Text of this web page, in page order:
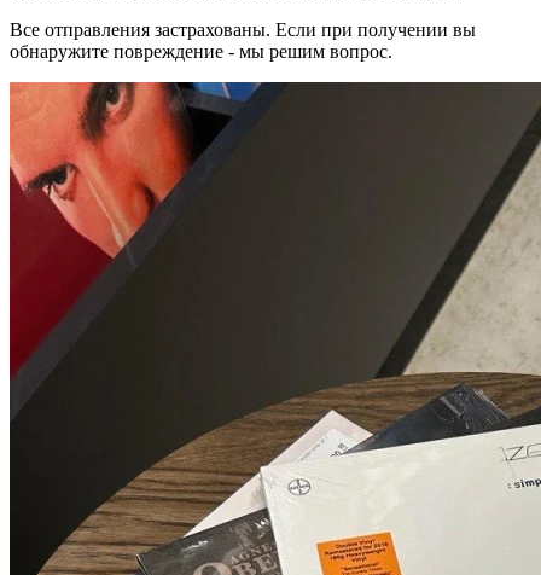
Все отправления застрахованы. Если при получении вы
обнаружите повреждение - мы решим вопрос.